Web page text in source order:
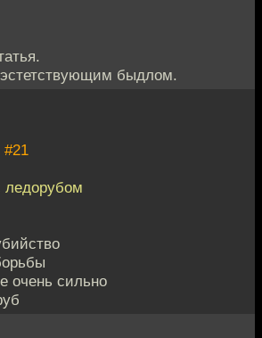
быдлом.
#21
ледорубом
очень сильно